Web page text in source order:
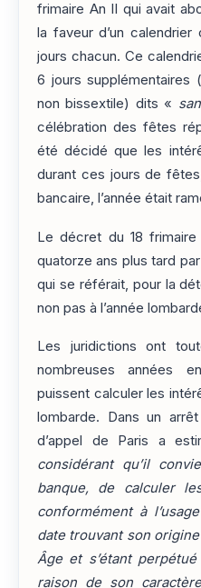
frimaire An II qui avait
la faveur d’un
jours chacun. Ce
6 jours supplémentaires
non bissextile) dits «
célébration des fêtes
été décidé que les
durant ces jours de
bancaire, l’année était
Le décret du 18
quatorze ans plus tard
qui se référait, pour la
non pas à l’année
Les juridictions ont
nombreuses années
puissent calculer les
lombarde. Dans un
d’appel de Paris a
considérant qu’il
banque, de calculer
conformément à
date trouvant son
Âge et s’étant
raison de son